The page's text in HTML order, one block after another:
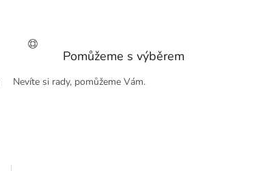
Pomůžeme s výběrem
Nevíte si rady, pomůžeme Vám.